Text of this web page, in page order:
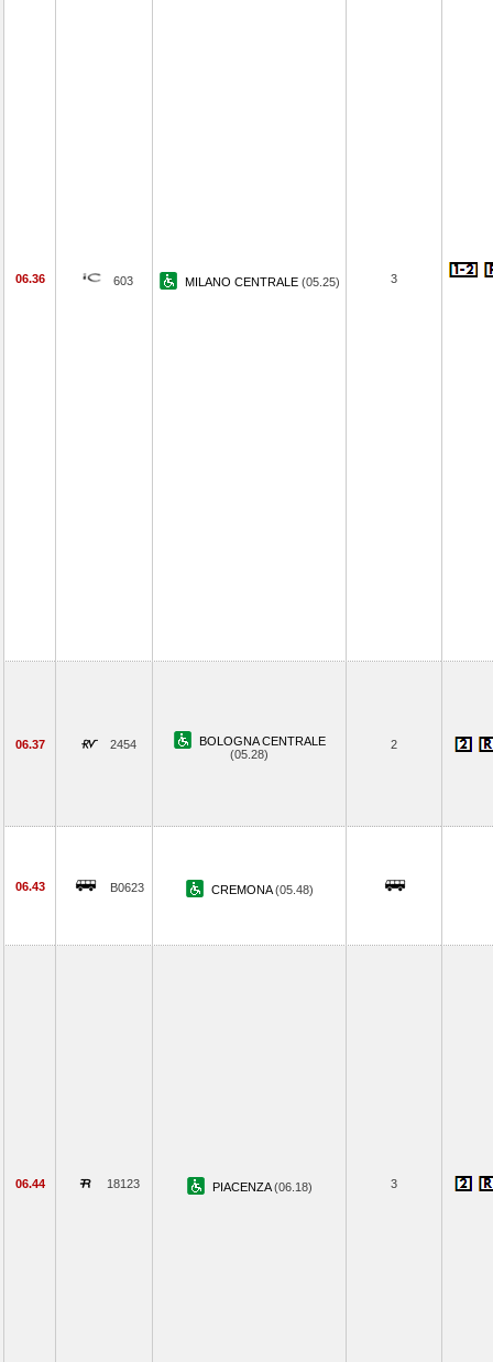
06.36 603 MILANO CENTRALE (05.25) 3
06.37 2454
BOLOGNA CENTRALE
(05.28)
2
06.43 B0623 CREMONA(05.48)
06.44 18123 PIACENZA(06.18) 3